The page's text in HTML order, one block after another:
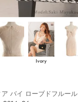
Ivory
ア バイ ローブドフルール